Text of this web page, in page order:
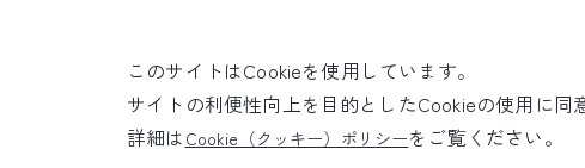
このサイトはCookieを使用しています。
サイトの利便性向上を目的としたCookieの使用に
詳細は Cookie（クッキー）ポリシーをご覧ください。